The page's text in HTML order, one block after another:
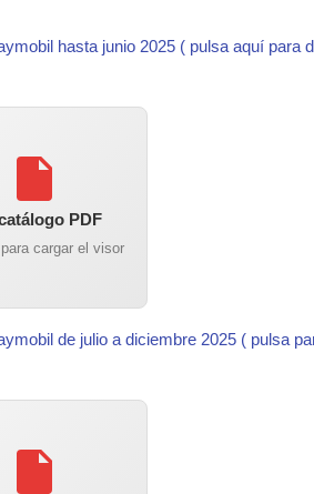
hasta junio 2025 ( pulsa aquí para
PDF
cargar el visor
de julio a diciembre 2025 ( pulsa